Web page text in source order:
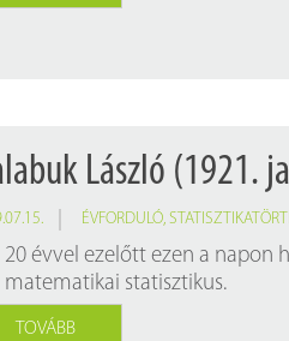
László (1921.
ÉVFORDULÓ,
20 évvel ezelőtt ezen a napon
matematikai statisztikus.
TOVÁBB